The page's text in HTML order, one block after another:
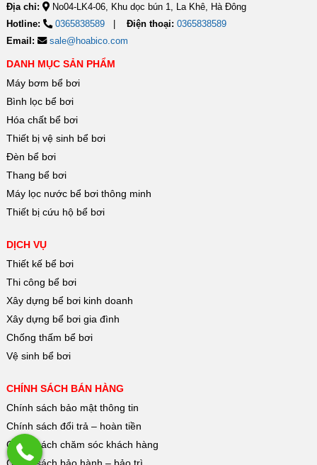
Địa chỉ:
No04-LK4-06, Khu dọc bún 1, La Khê, Hà Đông
Hotline:
0365838589 Điện thoại: 0365838589
Email:
sale@hoabico.com
DANH MỤC SẢN PHẨM
Máy bơm bể bơi
Bình lọc bể bơi
Hóa chất bể bơi
Thiết bị vệ sinh bể bơi
Đèn bể bơi
Thang bể bơi
Máy lọc nước bể bơi thông minh
Thiết bị cứu hộ bể bơi
DỊCH VỤ
Thiết kế bể bơi
Thi công bể bơi
Xây dựng bể bơi kinh doanh
Xây dựng bể bơi gia đình
Chống thấm bể bơi
Vệ sinh bể bơi
CHÍNH SÁCH BÁN HÀNG
Chính sách bảo mật thông tin
Chính sách đổi trả – hoàn tiền
Chính sách chăm sóc khách hàng
Chính sách bảo hành – bảo trì